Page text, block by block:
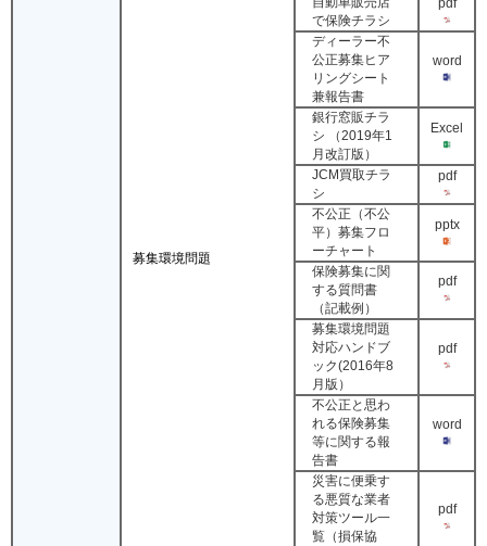
募集環境問題
で保険チラシ
ディーラー不
公正募集ヒア
リングシート
兼報告書
word
銀行窓販チラ
シ （2019年1
月改訂版）
Excel
JCM買取チラ
シ
pdf
不公正（不公
平）募集フロ
ーチャート
pptx
保険募集に関
する質問書
（記載例）
pdf
募集環境問題
対応ハンドブ
ック(2016年8
月版）
pdf
不公正と思わ
れる保険募集
等に関する報
告書
word
災害に便乗す
る悪質な業者
対策ツール一
覧（損保協
pdf